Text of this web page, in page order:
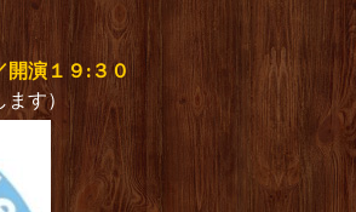
演１９:３０
す）